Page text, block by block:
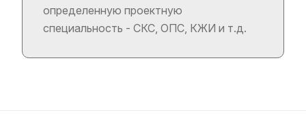
определенную проектную
специальность - СКС, ОПС, КЖИ и т.д.